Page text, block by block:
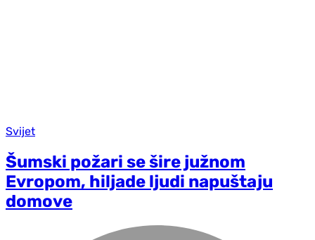
Svijet
Šumski požari se šire južnom
Evropom, hiljade ljudi napuštaju
domove